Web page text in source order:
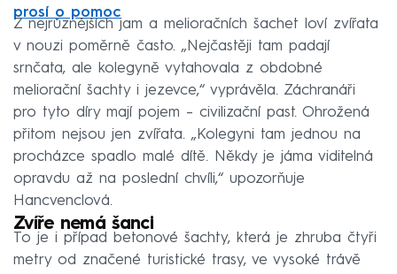
prosí o pomoc
Z nejrůznějších jam a melioračních šachet loví zvířata
v nouzi poměrně často. „Nejčastěji tam padají
srnčata, ale kolegyně vytahovala z obdobné
meliorační šachty i jezevce,“ vyprávěla. Záchranáři
pro tyto díry mají pojem – civilizační past. Ohrožená
přitom nejsou jen zvířata. „Kolegyni tam jednou na
procházce spadlo malé dítě. Někdy je jáma viditelná
opravdu až na poslední chvíli,“ upozorňuje
Hancvenclová.
Zvíře nemá šanci
To je i případ betonové šachty, která je zhruba čtyři
metry od značené turistické trasy, ve vysoké trávě